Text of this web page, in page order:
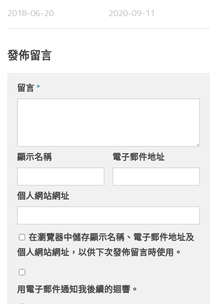
2018-06-20 2020-09-11
發佈留言
留言 *
顯示名稱 電子郵件地址
個人網站網址
在瀏覽器中儲存顯示名稱、電子郵件地址及
個人網站網址，以供下次發佈留言時使用。
用電子郵件通知我後續的迴響。